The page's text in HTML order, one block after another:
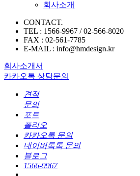
회사소개
CONTACT.
TEL : 1566-9967 / 02-566-8020
FAX : 02-561-7785
E-MAIL : info@hmdesign.kr
회사소개서
카카오톡 상담문의
견적
문의
포트
폴리오
카카오톡 문의
네이버톡톡 문의
블로그
1566-9967